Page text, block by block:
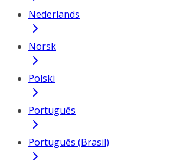
Nederlands
Norsk
Polski
Português
Português (Brasil)